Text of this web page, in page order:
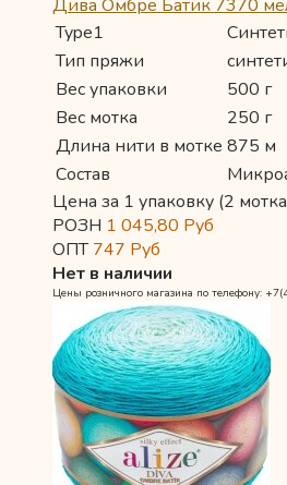
Дива Омбре Батик 7370
Type1
Тип пряжи
Вес упаковки
500 г
Вес мотка
250 г
Длина нити в мотке 875 м
Состав
Цена за 1 упаковку (2
РОЗН 1 045,80 Руб
ОПТ747 Руб
Нет в наличии
Цены розничного магазина по телефону: